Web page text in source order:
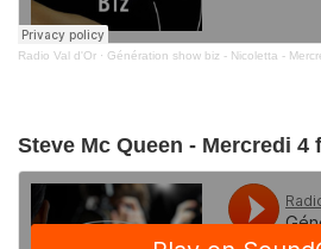
Radio Val d'Or · Génération show biz - Nicoletta -
Steve Mc Queen - Mercredi 4